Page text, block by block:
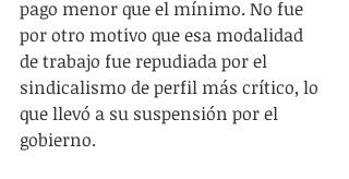
pago menor que el mínimo. No fue
por otro motivo que esa modalidad
de trabajo fue repudiada por el
sindicalismo de perfil más crítico, lo
que llevó a su suspensión por el
gobierno.